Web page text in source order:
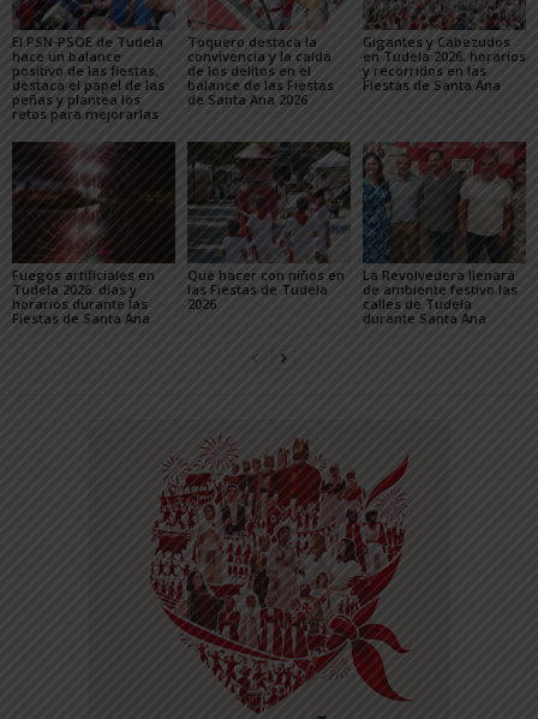
El PSN-PSOE de Tudela
hace un balance
positivo de las fiestas,
destaca el papel de las
peñas y plantea los
retos para mejorarlas
Toquero destaca la
convivencia y la caída
de los delitos en el
balance de las Fiestas
de Santa Ana 2026
Gigantes y Cabezudos
en Tudela 2026: horarios
y recorridos en las
Fiestas de Santa Ana
Fuegos artificiales en
Tudela 2026: días y
horarios durante las
Fiestas de Santa Ana
Qué hacer con niños en
las Fiestas de Tudela
2026
La Revolvedera llenará
de ambiente festivo las
calles de Tudela
durante Santa Ana